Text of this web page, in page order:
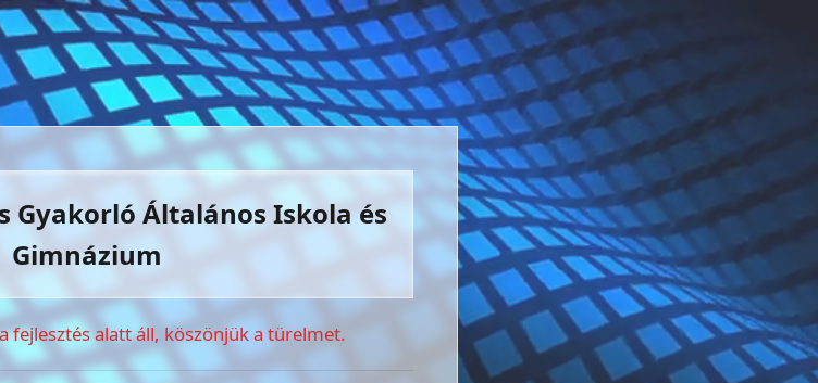
Gyakorló Általános Iskola és
Gimnázium
fejlesztés alatt áll, köszönjük a türelmet.